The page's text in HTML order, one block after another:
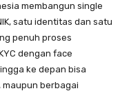
membangun single
satu identitas dan satu
penuh proses
dengan face
ke depan bisa
berbagai